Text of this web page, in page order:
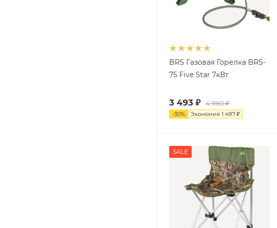
BRS Газовая Горелка BRS-
75 Five Star 7кВт
3 493 ₽ 4 990₽
-30% Экономия 1 497 ₽
SALE